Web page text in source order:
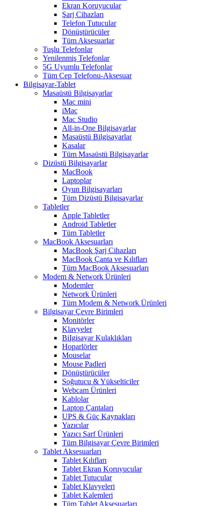
Ekran Koruyucular
Şarj Cihazları
Telefon Tutucular
Dönüştürücüler
Tüm Aksesuarlar
Tuşlu Telefonlar
Yenilenmiş Telefonlar
5G Uyumlu Telefonlar
Tüm Cep Telefonu-Aksesuar
Bilgisayar-Tablet
Masaüstü Bilgisayarlar
Mac mini
iMac
Mac Studio
All-in-One Bilgisayarlar
Masaüstü Bilgisayarlar
Kasalar
Tüm Masaüstü Bilgisayarlar
Dizüstü Bilgisayarlar
MacBook
Laptoplar
Oyun Bilgisayarları
Tüm Dizüstü Bilgisayarlar
Tabletler
Apple Tabletler
Android Tabletler
Tüm Tabletler
MacBook Aksesuarları
MacBook Şarj Cihazları
MacBook Çanta ve Kılıfları
Tüm MacBook Aksesuarları
Modem & Network Ürünleri
Modemler
Network Ürünleri
Tüm Modem & Network Ürünleri
Bilgisayar Çevre Birimleri
Monitörler
Klavyeler
BiIgisayar Kulaklıkları
Hoparlörler
Mouselar
Mouse Padleri
Dönüştürücüler
Soğutucu & Yükselticiler
Webcam Ürünleri
Kablolar
Laptop Çantaları
UPS & Güç Kaynakları
Yazıcılar
Yazıcı Sarf Ürünleri
Tüm Bilgisayar Çevre Birimleri
Tablet Aksesuarları
Tablet Kılıfları
Tablet Ekran Koruyucular
Tablet Tutucular
Tablet Klavyeleri
Tablet Kalemleri
Tüm Tablet Aksesuarları